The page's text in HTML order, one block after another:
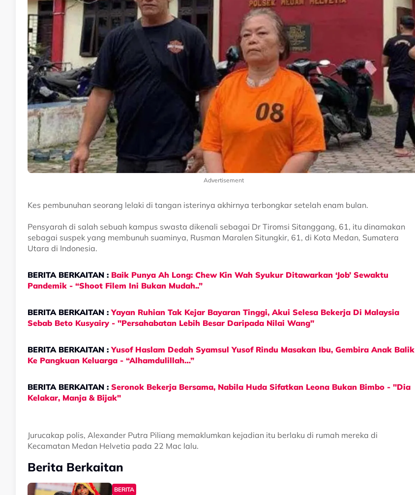
Advertisement
Kes pembunuhan seorang lelaki di tangan isterinya akhirnya terbongkar setelah enam bulan.
Pensyarah di salah sebuah kampus swasta dikenali sebagai Dr Tiromsi Sitanggang, 61, itu dinamakan
sebagai suspek yang membunuh suaminya, Rusman Maralen Situngkir, 61, di Kota Medan, Sumatera
Utara di Indonesia.
BERITA BERKAITAN : Baik Punya Ah Long: Chew Kin Wah Syukur Ditawarkan ‘Job’ Sewaktu
Pandemik - “Shoot Filem Ini Bukan Mudah..”
BERITA BERKAITAN :Yayan Ruhian Tak Kejar Bayaran Tinggi, Akui Selesa Bekerja Di Malaysia
Sebab Beto Kusyairy - "Persahabatan Lebih Besar Daripada Nilai Wang"
BERITA BERKAITAN :Yusof Haslam Dedah Syamsul Yusof Rindu Masakan Ibu, Gembira Anak Balik
Ke Pangkuan Keluarga - “Alhamdulillah…”
BERITA BERKAITAN : Seronok Bekerja Bersama, Nabila Huda Sifatkan Leona Bukan Bimbo - "Dia
Kelakar, Manja & Bijak"
Jurucakap polis, Alexander Putra Piliang memaklumkan kejadian itu berlaku di rumah mereka di
Kecamatan Medan Helvetia pada 22 Mac lalu.
Berita Berkaitan
BERITA